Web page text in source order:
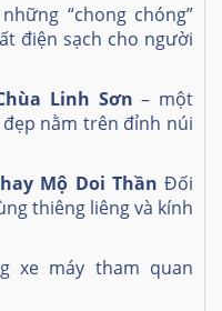
“chong chóng”
điện sạch cho người
Linh Sơn – một
nằm trên đỉnh núi
Mộ Doi Thần Đối
thiêng liêng và kính
xe máy tham quan